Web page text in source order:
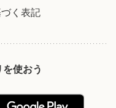
く表記
使おう